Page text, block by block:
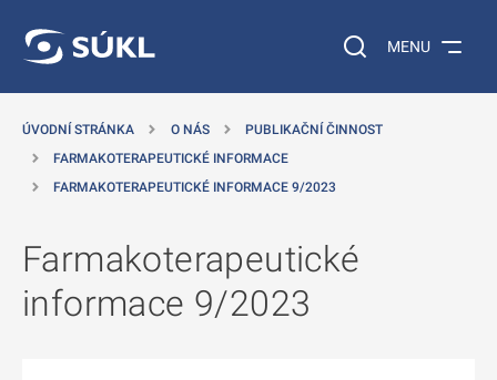
Vyhledávání na
MENU
ÚVODNÍ STRÁNKA O NÁS
PUBLIKAČNÍ ČINNOST
FARMAKOTERAPEUTICKÉ INFORMACE
FARMAKOTERAPEUTICKÉ INFORMACE 9/2023
Farmakoterapeutické
informace 9/2023